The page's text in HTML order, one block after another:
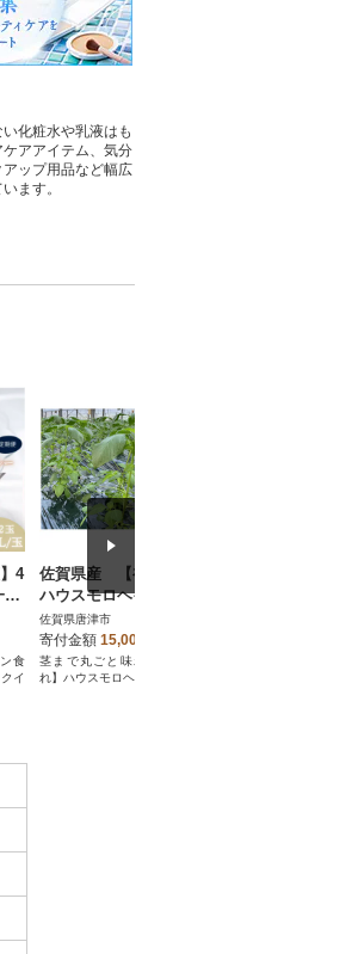
化粧水や乳液はも
アアイテム、気分
ップ用品など幅広
ます。
4
フ
)
食
イ
佐賀県産 【初穫れ】
ハウスモロヘイヤ 1k
g(100g×10袋)
佐賀県唐津市
寄付金額 15,000
茎まで丸ごと味わう!【初穫
れ】ハウスモロヘイヤ×1kg